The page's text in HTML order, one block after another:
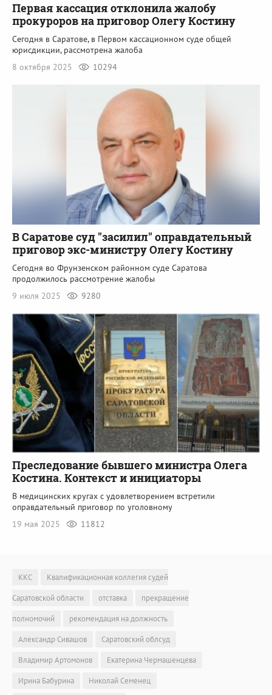
Первая кассация отклонила жалобу
прокуроров на приговор Олегу Костину
Сегодня в Саратове, в Первом кассационном суде общей
юрисдикции, рассмотрена жалоба
8 октября 2025
10294
В Саратове суд "засилил" оправдательный
приговор экс-министру Олегу Костину
Сегодня во Фрунзенском районном суде Саратова
продолжилось рассмотрение жалобы
9 июля 2025
9280
Преследование бывшего министра Олега
Костина. Контекст и инициаторы
В медицинских кругах с удовлетворением встретили
оправдательный приговор по уголовному
19 мая 2025
11812
ККС
Квалификационная коллегия судей
Саратовской области
отставка
прекращение
полномочий
рекомендация на должность
Александр Сивашов
Саратовский облсуд
Владимир Артомонов
Екатерина Чермашенцева
Ирина Бабурина
Николай Семенец